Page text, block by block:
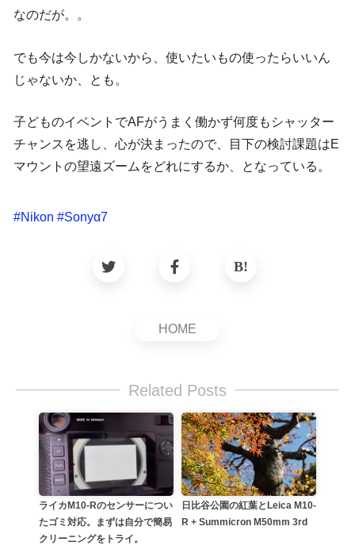
なのだが。。
でも今は今しかないから、使いたいもの使ったらいいん
じゃないか、とも。
子どものイベントでAFがうまく働かず何度もシャッター
チャンスを逃し、心が決まったので、目下の検討課題はE
マウントの望遠ズームをどれにするか、となっている。
#Nikon #Sonyα7
HOME
Related Posts
ライカM10-Rのセンサーについ
たゴミ対応。まずは自分で簡易
クリーニングをトライ。
日比谷公園の紅葉とLeica M10-
R + Summicron M50mm 3rd